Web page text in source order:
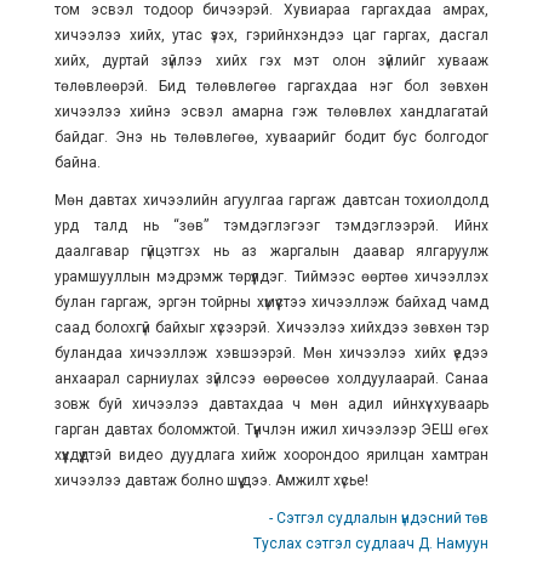
том эсвэл тодоор бичээрэй. Хувиараа гаргахдаа амрах,
хичээлээ хийх, утас үзэх, гэрийнхэндээ цаг гаргах, дасгал
хийх, дуртай зүйлээ хийх гэх мэт олон зүйлийг хувааж
төлөвлөөрэй. Бид төлөвлөгөө гаргахдаа нэг бол зөвхөн
хичээлээ хийнэ эсвэл амарна гэж төлөвлөх хандлагатай
байдаг. Энэ нь төлөвлөгөө, хуваарийг бодит бус болгодог
байна.
Мөн давтах хичээлийн агуулгаа гаргаж давтсан тохиолдолд
урд талд нь “зөв” тэмдэглэгээг тэмдэглээрэй. Ийнхүү
даалгавар гүйцэтгэх нь аз жаргалын даавар ялгаруулж
урамшууллын мэдрэмж төрүүлдэг. Тиймээс өөртөө хичээллэх
булан гаргаж, эргэн тойрны хүмүүстээ хичээллэж байхад чамд
саад болохгүй байхыг хүсээрэй. Хичээлээ хийхдээ зөвхөн тэр
буландаа хичээллэж хэвшээрэй. Мөн хичээлээ хийх үедээ
анхаарал сарниулах зүйлсээ өөрөөсөө холдуулаарай. Санаа
зовж буй хичээлээ давтахдаа ч мөн адил ийнхүү хуваарь
гарган давтах боломжтой. Түүнчлэн ижил хичээлээр ЭЕШ өгөх
хүүхдүүдтэй видео дуудлага хийж хоорондоо ярилцан хамтран
хичээлээ давтаж болно шүү дээ. Амжилт хүсье!
- Сэтгэл судлалын үндэсний төв
Туслах сэтгэл судлаач Д. Намуун